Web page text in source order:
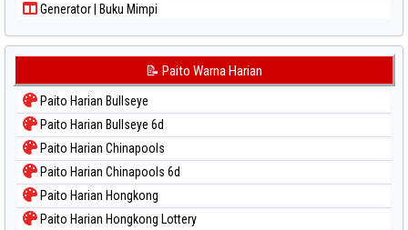
Generator | Buku Mimpi
📝 Paito Warna Harian
Paito Harian Bullseye
Paito Harian Bullseye 6d
Paito Harian Chinapools
Paito Harian Chinapools 6d
Paito Harian Hongkong
Paito Harian Hongkong Lottery